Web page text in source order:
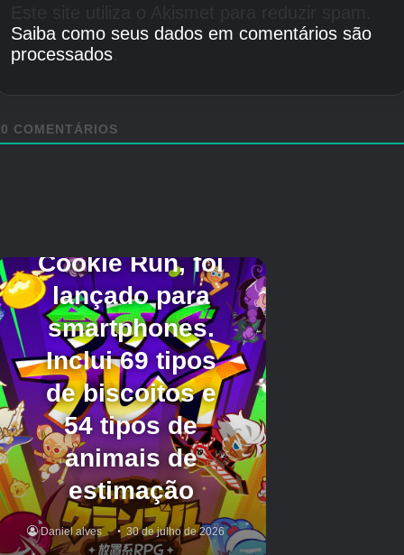
Saiba como seus dados em comentários são
processados.
0 COMENTÁRIOS